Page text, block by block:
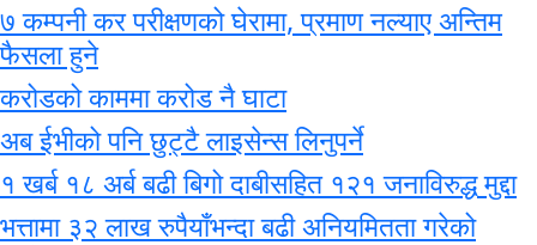
७ कम्पनी कर परीक्षणको घेरामा, प्रमाण नल्याए अन्तिम
फैसला हुने
करोडको काममा करोड नै घाटा
अब ईभीको पनि छुट्टै लाइसेन्स लिनुपर्ने
१ खर्ब १८ अर्ब बढी बिगो दाबीसहित १२१ जनाविरुद्ध मुद्दा
भत्तामा ३२ लाख रुपैयाँभन्दा बढी अनियमितता गरेको